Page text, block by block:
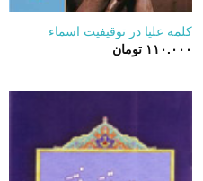
کلمه علیا در توقیفیت اسماء
۱۱۰.۰۰۰ تومان